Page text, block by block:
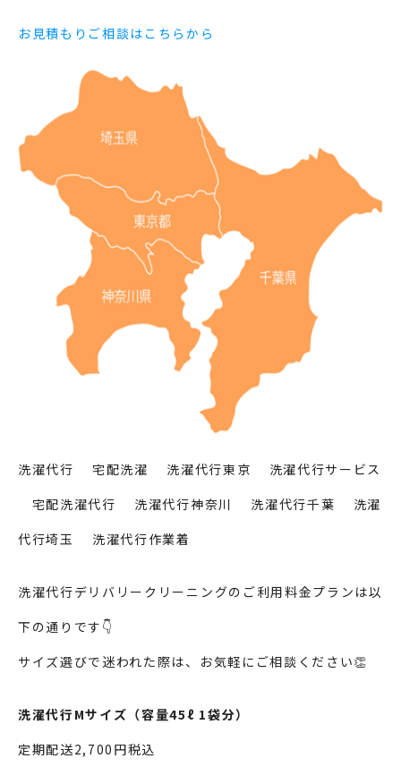
お見積もりご相談はこちらから
洗濯代行 宅配洗濯 洗濯代行東京 洗濯代行サービス
宅配洗濯代行 洗濯代行神奈川 洗濯代行千葉 洗濯
代行埼玉 洗濯代行作業着
洗濯代行デリバリークリーニングのご利用料金プランは以
下の通りです👇
サイズ選びで迷われた際は、お気軽にご相談ください👏
洗濯代行Mサイズ（容量45ℓ 1袋分）
定期配送2,700円税込